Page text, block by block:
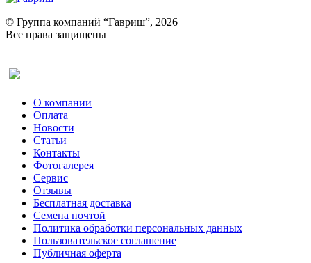
Ревень
Рукола
Рута
Тмин
Трава для чая
Туласи
Укроп
Фенхель пряный
Хризантема овощная
Цикорий пряный
Цикорий салатный (Витлуф)
Черемша
Шпинат
Щавель
Эндивий
Эстрагон
© Группа компаний “Гавриш”, 2026
Все права защищены
О компании
Оплата
Новости
Статьи
Контакты
Фотогалерея​
Сервис
Отзывы
Бесплатная доставка
Семена почтой
Политика обработки персональных данных
Пользовательское соглашение
Публичная оферта